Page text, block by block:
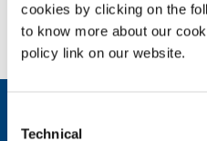
cookies by clicking on the
to know more about our
policy link on our website.
Selection
Technical
Wilt u meer weten?
Neem contact met ons op
Bedrijfsprofiel